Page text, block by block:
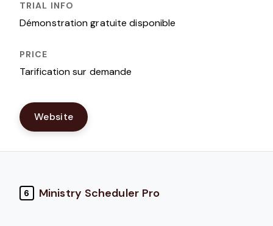
Démonstration gratuite disponible
Tarification sur demande
Website
6 Ministry Scheduler Pro